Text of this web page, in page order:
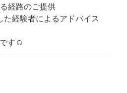
経路のご提供
経験者によるアドバイス
す☺︎